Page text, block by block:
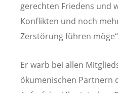
gerechten Friedens und
Konflikten und noch
Zerstörung führen
Er warb bei allen
ökumenischen Partnern